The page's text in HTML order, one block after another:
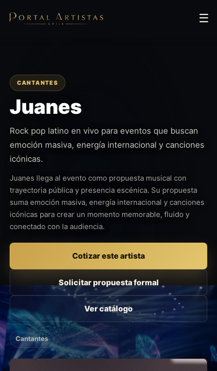
☰
CANTANTES
Juanes
Rock pop latino en vivo para eventos que buscan
emoción masiva, energía internacional y canciones
icónicas.
Juanes llega al evento como propuesta musical con
trayectoria pública y presencia escénica. Su propuesta
suma emoción masiva, energía internacional y canciones
icónicas para crear un momento memorable, fluido y
conectado con la audiencia.
Cotizar este artista
Solicitar propuesta formal
Ver catálogo
Cantantes